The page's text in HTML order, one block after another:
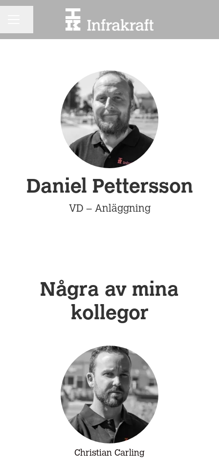
Daniel Pettersson
VD – Anläggning
Några av mina
kollegor
Christian Carling